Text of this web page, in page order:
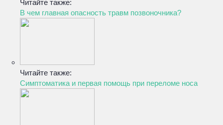
Читайте также:
В чем главная опасность травм позвоночника?
Читайте также:
Симптоматика и первая помощь при переломе носа